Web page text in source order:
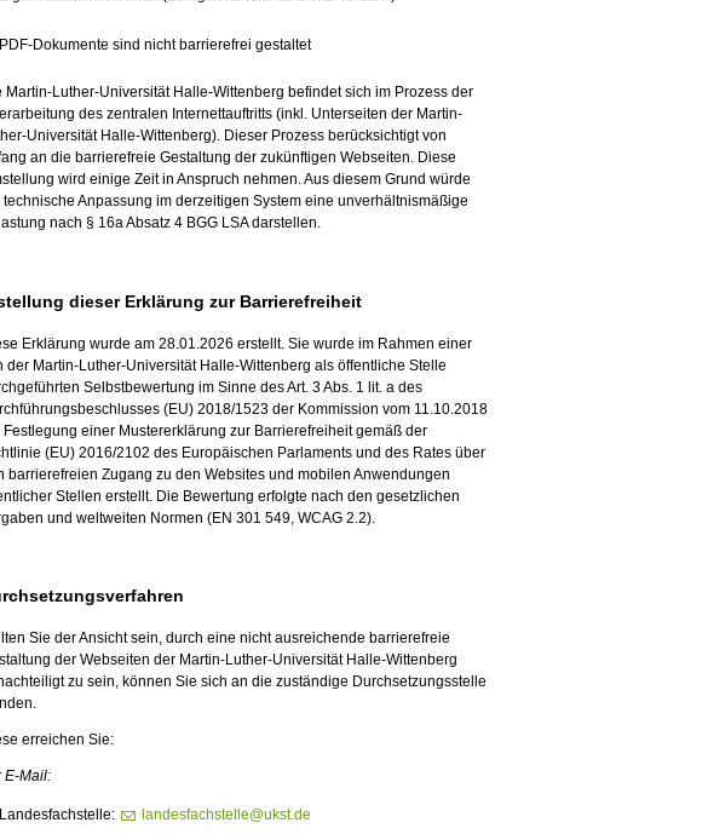
Dokumente sind nicht barrierefrei gestaltet
Martin-Luther-Universität Halle-Wittenberg befindet sich im Prozess der
des zentralen Internettauftritts (inkl. Unterseiten der Martin-
Universität Halle-Wittenberg). Dieser Prozess berücksichtigt von
an die barrierefreie Gestaltung der zukünftigen Webseiten. Diese
wird einige Zeit in Anspruch nehmen. Aus diesem Grund würde
technische Anpassung im derzeitigen System eine unverhältnismäßige
nach § 16a Absatz 4 BGG LSA darstellen.
dieser Erklärung zur Barrierefreiheit
Erklärung wurde am 28.01.2026 erstellt. Sie wurde im Rahmen einer
der Martin-Luther-Universität Halle-Wittenberg als öffentliche Stelle
Selbstbewertung im Sinne des Art. 3 Abs. 1 lit. a des
(EU) 2018/1523 der Kommission vom 11.10.2018
Festlegung einer Mustererklärung zur Barrierefreiheit gemäß der
(EU) 2016/2102 des Europäischen Parlaments und des Rates über
barrierefreien Zugang zu den Websites und mobilen Anwendungen
Stellen erstellt. Die Bewertung erfolgte nach den gesetzlichen
und weltweiten Normen (EN 301 549, WCAG 2.2).
Sie der Ansicht sein, durch eine nicht ausreichende barrierefreie
der Webseiten der Martin-Luther-Universität Halle-Wittenberg
zu sein, können Sie sich an die zuständige Durchsetzungsstelle
erreichen Sie:
E-Mail:
landesfachstelle@ukst.de